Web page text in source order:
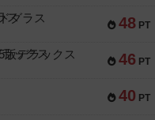
48 PT
グラス
46 PT
版デラックス
40 PT